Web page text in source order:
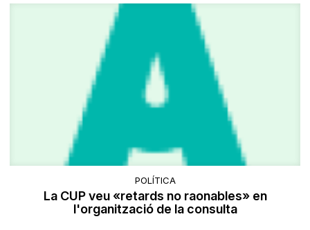
POLÍTICA
La CUP veu «retards no raonables» en
l'organització de la consulta